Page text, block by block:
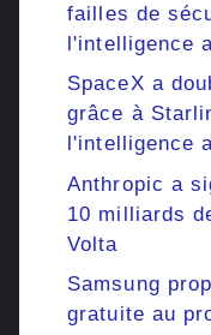
failles de
l'intelligence
SpaceX a
grâce à
l'intelligence
Anthropic a
10 milliards
Volta
Samsung
gratuite au